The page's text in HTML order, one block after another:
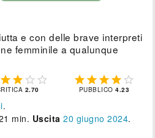
e con delle brave interpreti
femminile a qualunque
   
2.70
    
PUBBLICO4.23
.
min. Uscita 20 giugno 2024.